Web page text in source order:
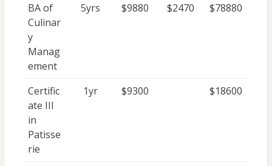
BA of
Culinar
y
Manag
ement
5yrs $9880 $2470 $78880
Certific
ate III
in
Patisse
rie
1yr $9300 $18600